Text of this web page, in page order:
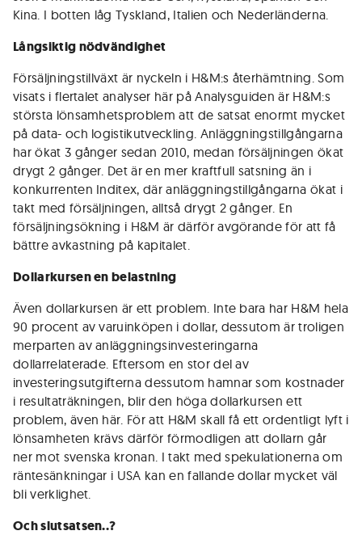
Kina. I botten låg Tyskland, Italien och Nederländerna.
Långsiktig nödvändighet
Försäljningstillväxt är nyckeln i H&M:s återhämtning. Som
visats i flertalet analyser här på Analysguiden är H&M:s
största lönsamhetsproblem att de satsat enormt mycket
på data- och logistikutveckling. Anläggningstillgångarna
har ökat 3 gånger sedan 2010, medan försäljningen ökat
drygt 2 gånger. Det är en mer kraftfull satsning än i
konkurrenten Inditex, där anläggningstillgångarna ökat i
takt med försäljningen, alltså drygt 2 gånger. En
försäljningsökning i H&M är därför avgörande för att få
bättre avkastning på kapitalet.
Dollarkursen en belastning
Även dollarkursen är ett problem. Inte bara har H&M hela
90 procent av varuinköpen i dollar, dessutom är troligen
merparten av anläggningsinvesteringarna
dollarrelaterade. Eftersom en stor del av
investeringsutgifterna dessutom hamnar som kostnader
i resultaträkningen, blir den höga dollarkursen ett
problem, även här. För att H&M skall få ett ordentligt lyft i
lönsamheten krävs därför förmodligen att dollarn går
ner mot svenska kronan. I takt med spekulationerna om
räntesänkningar i USA kan en fallande dollar mycket väl
bli verklighet.
Och slutsatsen..?